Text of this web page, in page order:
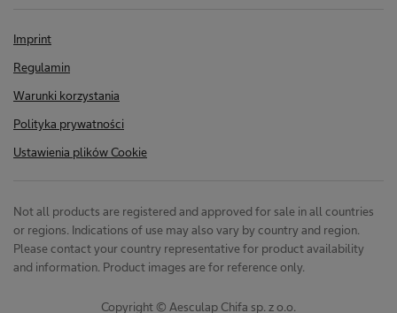
Imprint
Regulamin
Warunki korzystania
Polityka prywatności
Ustawienia plików Cookie
Not all products are registered and approved for sale in all countries
or regions. Indications of use may also vary by country and region.
Please contact your country representative for product availability
and information. Product images are for reference only.
Copyright © Aesculap Chifa sp. z o.o.